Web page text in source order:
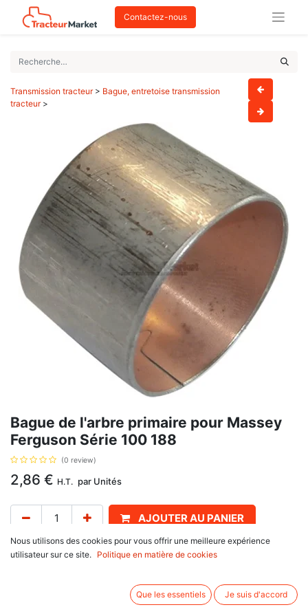
Contactez-nous
Transmission tracteur> Bague, entretoise transmission
tracteur>
Bague de l'arbre primaire pour Massey
Ferguson Série 100 188
(0 review)
2,86 € H.T. par Unités
AJOUTER AU PANIER
Délai de livraison : 1 semaine
pour référence d'origine : 1321, 184592M1, B.4890. Se monte sur :
Nous utilisons des cookies pour vous offrir une meilleure expérience
utilisateur sur ce site.
Politique en matière de cookies
Que les essentiels Je suis d'accord